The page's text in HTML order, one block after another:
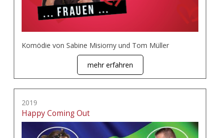
Komödie von Sabine Misiorny und Tom Müller
mehr erfahren
2019
Happy Coming Out